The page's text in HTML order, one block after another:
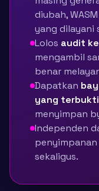
diubah,
yang dilayani
Lolos audit
mengambil
benar
Dapatkan
yang terbukti
menyimpan
Independen
penyimpanan
sekaligus.